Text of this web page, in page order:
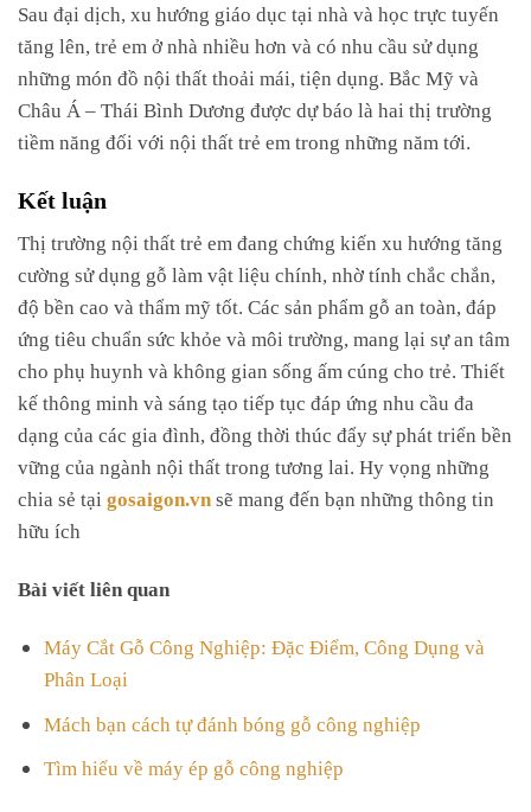
Sau đại dịch, xu hướng giáo dục tại nhà và học trực tuyến
tăng lên, trẻ em ở nhà nhiều hơn và có nhu cầu sử dụng
những món đồ nội thất thoải mái, tiện dụng. Bắc Mỹ và
Châu Á – Thái Bình Dương được dự báo là hai thị trường
tiềm năng đối với nội thất trẻ em trong những năm tới.
Kết luận
Thị trường nội thất trẻ em đang chứng kiến xu hướng tăng
cường sử dụng gỗ làm vật liệu chính, nhờ tính chắc chắn,
độ bền cao và thẩm mỹ tốt. Các sản phẩm gỗ an toàn, đáp
ứng tiêu chuẩn sức khỏe và môi trường, mang lại sự an tâm
cho phụ huynh và không gian sống ấm cúng cho trẻ. Thiết
kế thông minh và sáng tạo tiếp tục đáp ứng nhu cầu đa
dạng của các gia đình, đồng thời thúc đẩy sự phát triển bền
vững của ngành nội thất trong tương lai. Hy vọng những
chia sẻ tại gosaigon.vn sẽ mang đến bạn những thông tin
hữu ích
Bài viết liên quan
Máy Cắt Gỗ Công Nghiệp: Đặc Điểm, Công Dụng và
Phân Loại
Mách bạn cách tự đánh bóng gỗ công nghiệp
Tìm hiểu về máy ép gỗ công nghiệp